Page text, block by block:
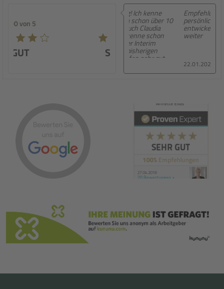
Empfehlung! Sehr
persönliche Beratung,
entwickeln sich ständig
weiter